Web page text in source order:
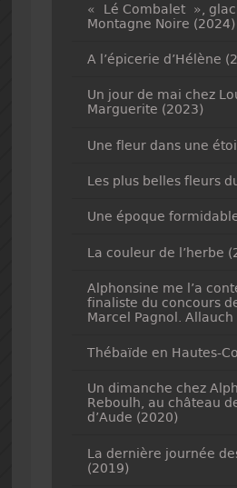
« Lé Combalet »,
Montagne Noire (2024)
A l’épicerie d’Hélène
Un jour de mai chez
Marguerite (2023)
Une fleur dans une
Les plus belles fleurs
Une époque
La couleur de l’herbe
Alphonsine me l’a
finaliste du concours
Marcel Pagnol.
Thébaïde en Hautes-
Un dimanche chez
Reboulh, au château
d’Aude (2020)
La dernière journée
(2019)